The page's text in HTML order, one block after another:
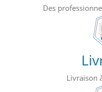
Des
Livraison